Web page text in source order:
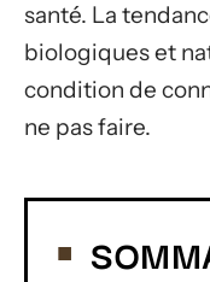
santé. La
biologiques et
condition de
ne pas faire.